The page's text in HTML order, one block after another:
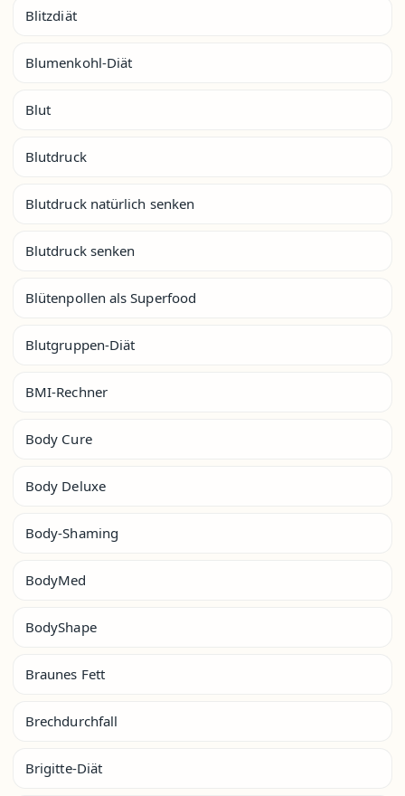
Blitzdiät
Blumenkohl-Diät
Blut
Blutdruck
Blutdruck natürlich senken
Blutdruck senken
Blütenpollen als Superfood
Blutgruppen-Diät
BMI-Rechner
Body Cure
Body Deluxe
Body-Shaming
BodyMed
BodyShape
Braunes Fett
Brechdurchfall
Brigitte-Diät